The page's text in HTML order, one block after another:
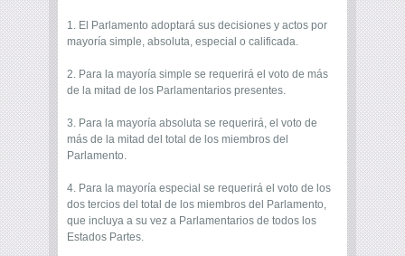
1. El Parlamento adoptará sus decisiones y actos por
mayoría simple, absoluta, especial o calificada.
2. Para la mayoría simple se requerirá el voto de más
de la mitad de los Parlamentarios presentes.
3. Para la mayoría absoluta se requerirá, el voto de
más de la mitad del total de los miembros del
Parlamento.
4. Para la mayoría especial se requerirá el voto de los
dos tercios del total de los miembros del Parlamento,
que incluya a su vez a Parlamentarios de todos los
Estados Partes.